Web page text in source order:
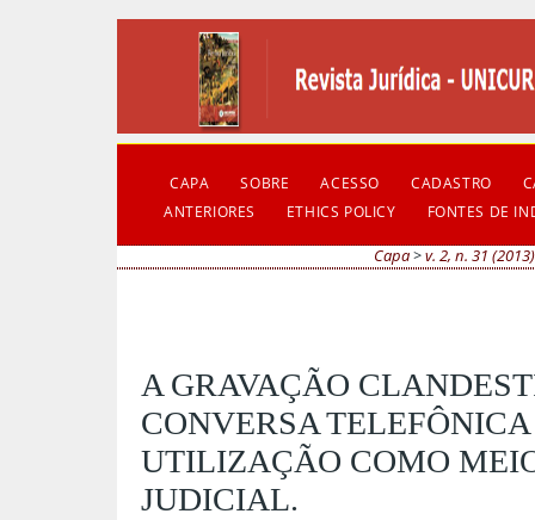
CAPA SOBRE ACESSO CADASTRO
ANTERIORES
ETHICS POLICY FONTES DE
Capa>v. 2, n. 31 (2013)
A GRAVAÇÃO
CONVERSA TELEFÔNICA
UTILIZAÇÃO COMO
JUDICIAL.